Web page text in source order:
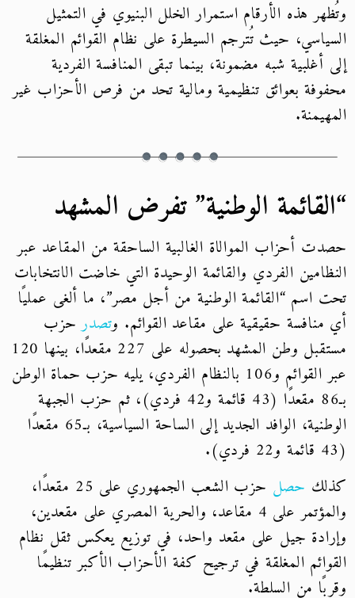
وتُظهر هذه الأرقام استمرار الخلل البنيوي في التمثيل
السياسي، حيث تُترجم السيطرة على نظام القوائم المغلقة
إلى أغلبية شبه مضمونة، بينما تبقى المنافسة الفردية
محفوفة بعوائق تنظيمية ومالية تحد من فرص الأحزاب غير
المهيمنة.
“القائمة الوطنية” تفرض المشهد
حصدت أحزاب الموالاة الغالبية الساحقة من المقاعد عبر
النظامين الفردي والقائمة الوحيدة التي خاضت الانتخابات
تحت اسم “القائمة الوطنية من أجل مصر”، ما ألغى عمليًا
أي منافسة حقيقية على مقاعد القوائم. وتصدرحزب
مستقبل وطن المشهد بحصوله على 227 مقعدًا، بينها 120
عبر القوائم و106 بالنظام الفردي، يليه حزب حماة الوطن
بـ86 مقعدًا (43 قائمة و42 فردي)، ثم حزب الجبهة
الوطنية، الوافد الجديد إلى الساحة السياسية، بـ65 مقعدًا
(43 قائمة و22 فردي).
كذلك حصل
حزب الشعب الجمهوري على 25 مقعدًا،
والمؤتمر على 4 مقاعد، والحرية المصري على مقعدين،
وإرادة جيل على مقعد واحد، في توزيع يعكس ثقل نظام
القوائم المغلقة في ترجيح كفة الأحزاب الأكبر تنظيمًا
وقربًا من السلطة.